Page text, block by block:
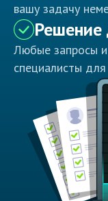
вашу задачу
Решение
Любые запросы
специалисты